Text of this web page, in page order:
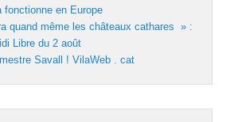
fonctionne en Europe
quand même les châteaux cathares » :
Libre du 2 août
Savall ! VilaWeb . cat